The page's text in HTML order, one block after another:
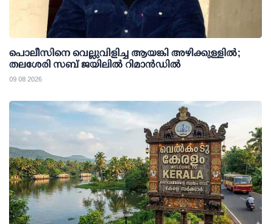
പൊലീസിനെ വെല്ലുവിളിച്ച ആയങ്കി അഴിക്കുള്ളില്‍;
തലശേരി സബ് ജയിലില്‍ റിമാന്‍ഡില്‍
09 08 2026